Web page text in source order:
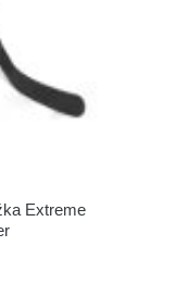
Extreme